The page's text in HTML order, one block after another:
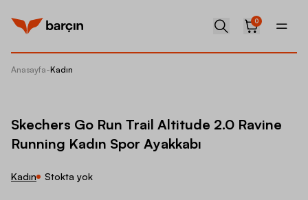
0
Anasayfa-Kadın
Skechers Go Run Trail Altitude 2.0 Ravine
Running Kadın Spor Ayakkabı
Kadın Stokta yok